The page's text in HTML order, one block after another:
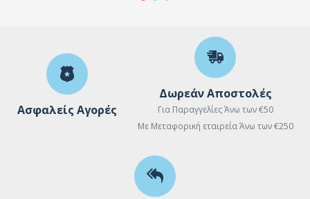
Ασφαλείς Αγορές
Δωρεάν Αποστολές
Για Παραγγελίες Άνω των €50
Με Μεταφορική εταιρεία Άνω των €250